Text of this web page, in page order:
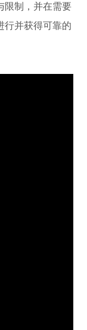
限制，并在需要
行并获得可靠的